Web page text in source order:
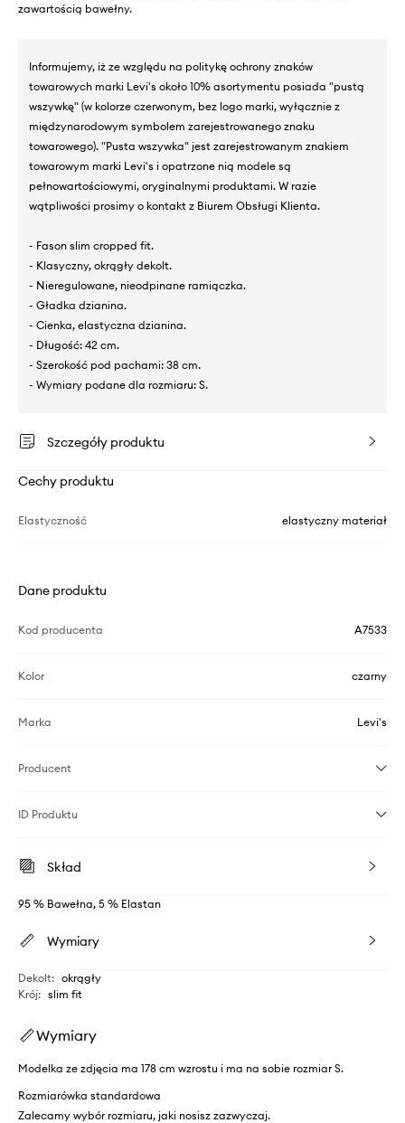
zawartością bawełny.
Informujemy, iż ze względu na politykę ochrony znaków
towarowych marki Levi's około 10% asortymentu posiada "pustą
wszywkę" (w kolorze czerwonym, bez logo marki, wyłącznie z
międzynarodowym symbolem zarejestrowanego znaku
towarowego). "Pusta wszywka" jest zarejestrowanym znakiem
towarowym marki Levi's i opatrzone nią modele są
pełnowartościowymi, oryginalnymi produktami. W razie
wątpliwości prosimy o kontakt z Biurem Obsługi Klienta.
- Fason slim cropped fit.
- Klasyczny, okrągły dekolt.
- Nieregulowane, nieodpinane ramiączka.
- Gładka dzianina.
- Cienka, elastyczna dzianina.
- Długość: 42 cm.
- Szerokość pod pachami: 38 cm.
- Wymiary podane dla rozmiaru: S.
Szczegóły produktu
Cechy produktu
Elastyczność elastyczny materiał
Dane produktu
Kod producenta A7533
Kolor czarny
Marka Levi's
Producent
ID Produktu
Skład
95 % Bawełna, 5 % Elastan
Wymiary
Dekolt: okrągły
Krój: slim fit
Wymiary
Modelka ze zdjęcia ma 178 cm wzrostu i ma na sobie rozmiar S.
Rozmiarówka standardowa
Zalecamy wybór rozmiaru, jaki nosisz zazwyczaj.